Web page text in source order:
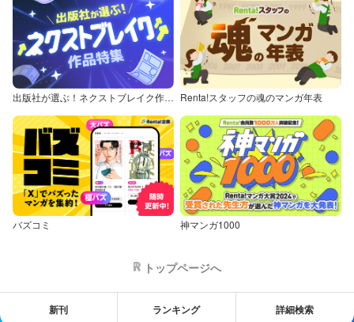
出版社が選ぶ！ネクストブレイク作品特集 Renta!スタッフの魂のマンガ年表
バズコミ 神マンガ1000
トップページへ
新刊 ランキング 詳細検索